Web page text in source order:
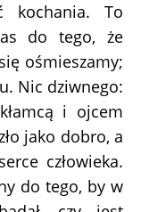
kochania. To
do tego, że
ośmieszamy;
Nic dziwnego:
i ojcem
jako dobro, a
człowieka.
do tego, by w